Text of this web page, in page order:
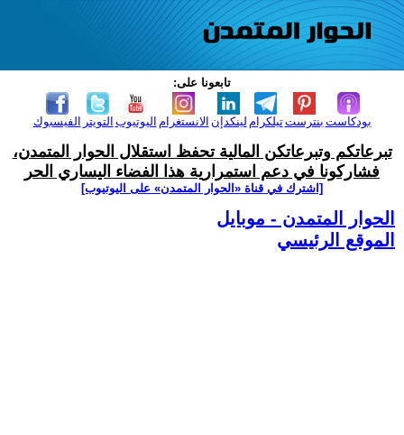
تابعونا على:
الفيسبوك التويتر اليوتيوب الانستغرام لينكدإن تيلكرامبنترست بودكاست
تبرعاتكم وتبرعاتكن المالية تحفظ استقلال الحوار المتمدن،
فشاركونا في دعم استمرارية هذا الفضاء اليساري الحر
[اشترك في قناة ‫«الحوار المتمدن» على اليوتيوب]
الحوار المتمدن - موبايل
الموقع الرئيسي